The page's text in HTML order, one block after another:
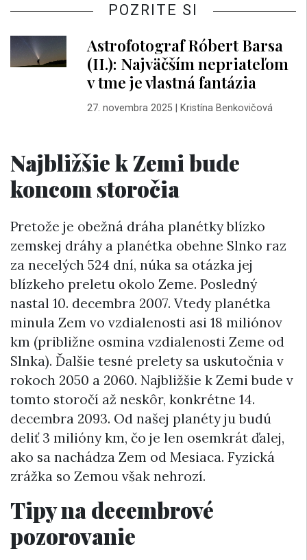
POZRITE SI
Astrofotograf Róbert Barsa
(II.): Najväčším nepriateľom
v tme je vlastná fantázia
27. novembra 2025| Kristína Benkovičová
Najbližšie k Zemi bude
koncom storočia
Pretože je obežná dráha planétky blízko
zemskej dráhy a planétka obehne Slnko raz
za necelých 524 dní, núka sa otázka jej
blízkeho preletu okolo Zeme. Posledný
nastal 10. decembra 2007. Vtedy planétka
minula Zem vo vzdialenosti asi 18 miliónov
km (približne osmina vzdialenosti Zeme od
Slnka). Ďalšie tesné prelety sa uskutočnia v
rokoch 2050 a 2060. Najbližšie k Zemi bude v
tomto storočí až neskôr, konkrétne 14.
decembra 2093. Od našej planéty ju budú
deliť 3 milióny km, čo je len osemkrát ďalej,
ako sa nachádza Zem od Mesiaca. Fyzická
zrážka so Zemou však nehrozí.
Tipy na decembrové
pozorovanie